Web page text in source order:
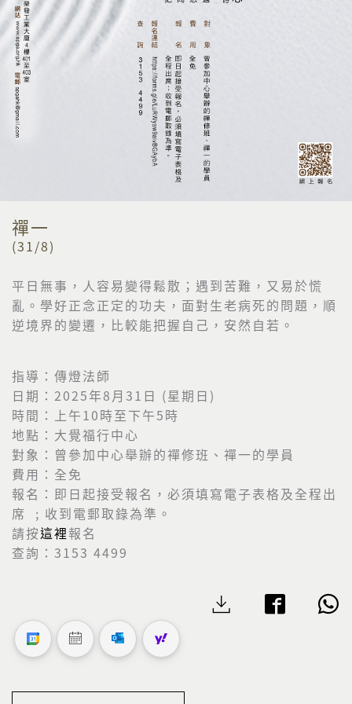
禪一
(31/8)
平日無事，人容易變得鬆散；遇到苦難，又易於慌
亂。 學好正念正定的功夫，面對生老病死的問題，順
逆境界的變遷， 比較能把握自己，安然自若。
指導：傳燈法師
日期：2025年8月31日 (星期日)
時間：上午10時至下午5時
地點：大覺福行中心
對象：曾參加中心舉辦的禪修班、禪一的學員
費用：全免
報名：即日起接受報名，必須填寫電子表格及全程出
席 ; 收到電郵取錄為準。
請按這裡報名
查詢：3153 4499